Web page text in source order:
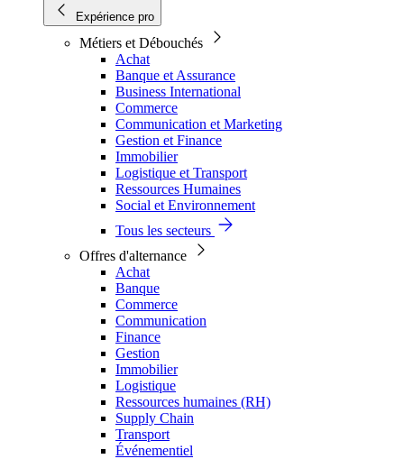
Expérience pro
Métiers et Débouchés
Achat
Banque et Assurance
Business International
Commerce
Communication et Marketing
Gestion et Finance
Immobilier
Logistique et Transport
Ressources Humaines
Social et Environnement
Tous les secteurs
Offres d'alternance
Achat
Banque
Commerce
Communication
Finance
Gestion
Immobilier
Logistique
Ressources humaines (RH)
Supply Chain
Transport
Événementiel